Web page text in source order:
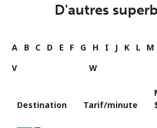
D'autres
A B C D E F G H I J K L M
V
W
Destination Tarif/minute